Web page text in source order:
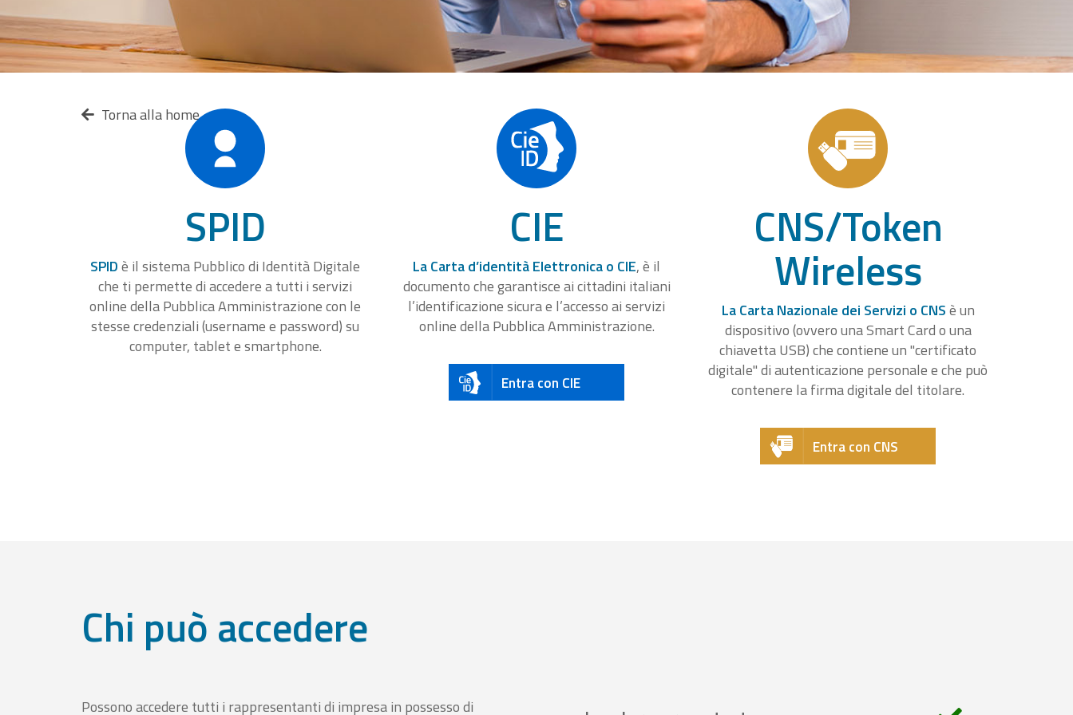
Torna alla home
SPID
SPIDè il sistema Pubblico di Identità Digitale
che ti permette di accedere a tutti i servizi
online della Pubblica Amministrazione con le
stesse credenziali (username e password) su
computer, tablet e smartphone.
CIE
La Carta d’identità Elettronica o CIE, è il
documento che garantisce ai cittadini italiani
l’identificazione sicura e l’accesso ai servizi
online della Pubblica Amministrazione.
Entra con CIE
CNS/Token
Wireless
La Carta Nazionale dei Servizi o CNSè un
dispositivo (ovvero una Smart Card o una
chiavetta USB) che contiene un "certificato
digitale" di autenticazione personale e che può
contenere la firma digitale del titolare.
Entra con CNS
Chi può accedere
Possono accedere tutti i rappresentanti di impresa in possesso di